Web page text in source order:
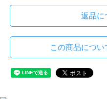
返品に
この商品につ